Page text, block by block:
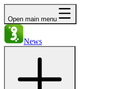
Open main menu
News